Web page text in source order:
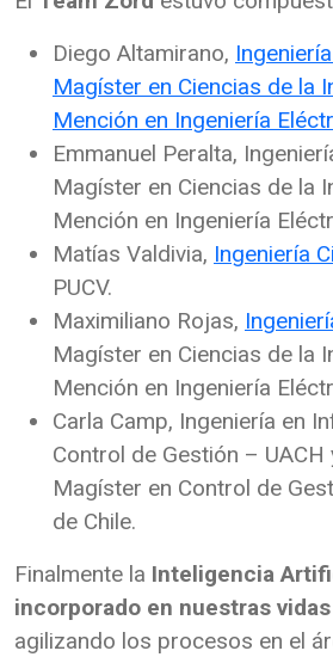
Diego Altamirano,
Magíster en Ciencias de la
Mención en Ingeniería
Emmanuel Peralta,
Magíster en Ciencias de la
Mención en Ingeniería
Matías Valdivia, Ingeniería
PUCV.
Maximiliano Rojas,
Magíster en Ciencias de la
Mención en Ingeniería
Carla Camp, Ingeniería en
Control de Gestión –
Magíster en Control de
de Chile.
Finalmente la Inteligencia
incorporado en nuestras vidas
agilizando los procesos en el